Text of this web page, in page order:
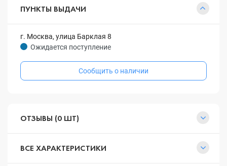
ПУНКТЫ ВЫДАЧИ
г. Москва, улица Барклая 8
Ожидается поступление
Сообщить о наличии
ОТЗЫВЫ (0 ШТ)
ВСЕ ХАРАКТЕРИСТИКИ